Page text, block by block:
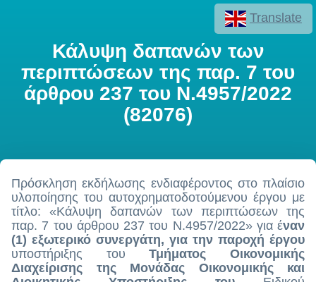
Translate
Κάλυψη δαπανών των
περιπτώσεων της παρ. 7 του
άρθρου 237 του Ν.4957/2022
(82076)
Πρόσκληση εκδήλωσης ενδιαφέροντος στο πλαίσιο
υλοποίησης του αυτοχρηματοδοτούμενου έργου με
τίτλο: «Κάλυψη δαπανών των περιπτώσεων της
παρ. 7 του άρθρου 237 του Ν.4957/2022» για έναν
(1) εξωτερικό συνεργάτη, για την παροχή έργου
υποστήριξης τουΤμήματος Οικονομικής
Διαχείρισης της Μονάδας Οικονομικής και